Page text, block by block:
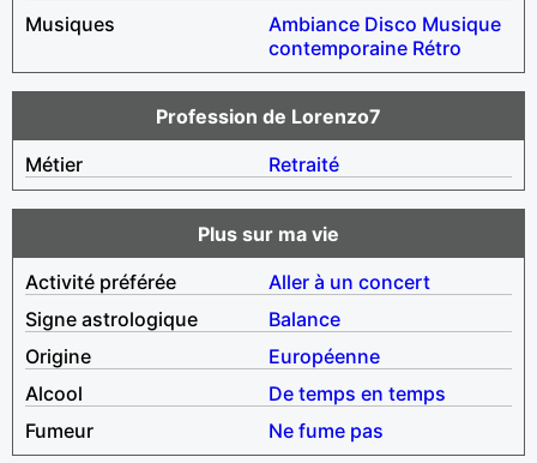
Musiques
Ambiance Disco Musique
contemporaine Rétro
Profession de Lorenzo7
Métier
Retraité
Plus sur ma vie
Activité préférée
Aller à un concert
Signe astrologique
Balance
Origine
Européenne
Alcool
De temps en temps
Fumeur
Ne fume pas